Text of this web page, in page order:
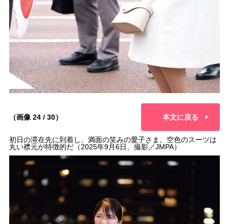
（画像 24 / 30） 本文に戻る
初日の滞在先に到着し、満面の笑みの愛子さま。空色のスーツは
丸い襟元が特徴的だ（2025年9月6日、撮影／JMPA）